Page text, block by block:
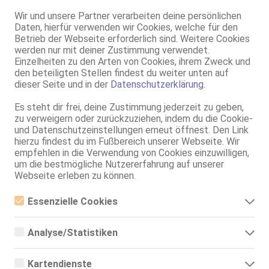
Wir und unsere Partner verarbeiten deine persönlichen
Daten, hierfür verwenden wir Cookies, welche für den
Betrieb der Webseite erforderlich sind. Weitere Cookies
werden nur mit deiner Zustimmung verwendet.
Einzelheiten zu den Arten von Cookies, ihrem Zweck und
den beteiligten Stellen findest du weiter unten auf
dieser Seite und in der Datenschutzerklärung.
Es steht dir frei, deine Zustimmung jederzeit zu geben,
zu verweigern oder zurückzuziehen, indem du die Cookie-
und Datenschutzeinstellungen erneut öffnest. Den Link
hierzu findest du im Fußbereich unserer Webseite. Wir
empfehlen in die Verwendung von Cookies einzuwilligen,
um die bestmögliche Nutzererfahrung auf unserer
Webseite erleben zu können.
Essenzielle Cookies
Essenzielle Cookies sind alle notwendigen Cookies, die für den
ermöglicht werden. Die Webseite kann ohne diese Cookies nicht
Analyse/Statistiken
Analyse- bzw. Statistikcookies sind Cookies, die der Analyse der
Zugriffsstatistiken dienen. Sie helfen den Webseiten-Besitzern zu
Kartendienste
49 Jahre, 85B, KF 40/42, 1.60m, total rasiert, osteuropäisch
ZK, 69, GF6, BV, Schmu., Kuscheln, Körperküs., KBp
Osnabrück
RÜYA-JASMIN
37 Jahre, 75C, KF 34, 1.70m, total rasiert, deutsch
ZK, AV, 69, GF6, BV, Schmu., Kuscheln, Körperküs.
Osnabrück
Pagenstecherstr. 32
Lexy aus Rumänien
Casa Romantico
ZK, 69, GF6, DT, NSa, Franz b. Ihr, BV
Münster VIDEO
Studio Royal
34 Jahre, 90D, KF 40, 1.73m, 75 kg, total rasiert, mitteleuropäisch